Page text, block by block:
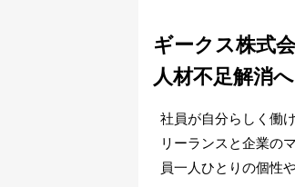
ギークス株式
人材不足解消へ
社員が自分らしく働
リーランスと企業の
員一人ひとりの個性